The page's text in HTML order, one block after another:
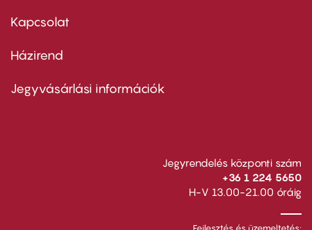
firstKapcsolat
Footer
second
Házirend
Jegyvásárlási információk
Jegyrendelés központi szám
+36 1 224 5650
H-V 13.00-21.00 óráig
Fejlesztés és üzemeltetés: